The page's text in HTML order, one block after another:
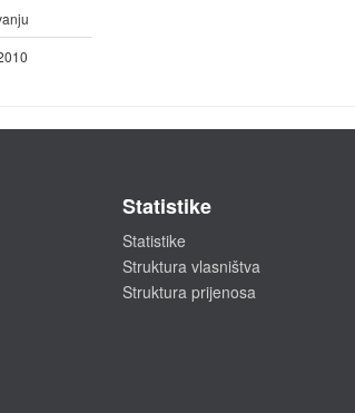
Statistike
Statistike
Struktura vlasništva
Struktura prijenosa